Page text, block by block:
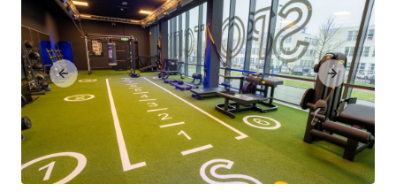
Previous slide Next slide